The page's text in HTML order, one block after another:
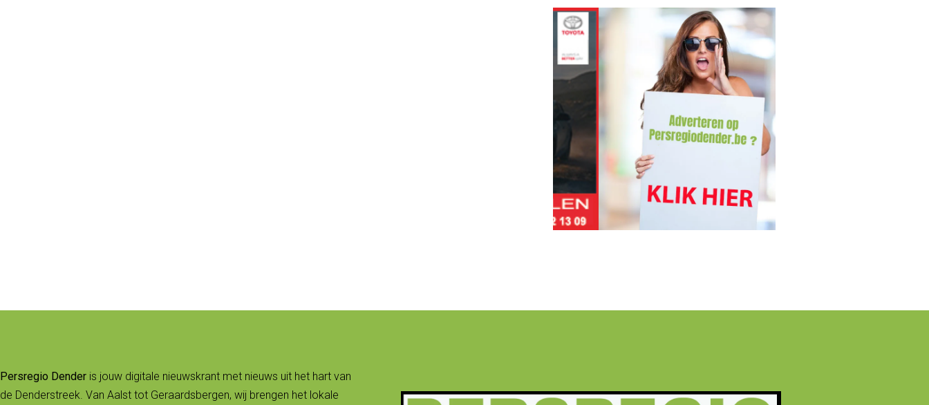
Persregio Dender is jouw digitale nieuwskrant met nieuws uit het hart van
de Denderstreek. Van Aalst tot Geraardsbergen, wij brengen het lokale